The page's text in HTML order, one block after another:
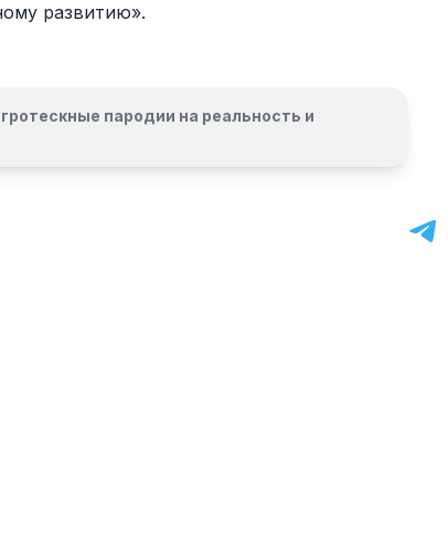
развитию».
пародии на реальность и